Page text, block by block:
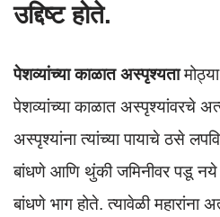
उद्दिष्ट होते.
पेशव्यांच्या काळात अस्पृश्यता
पेशव्यांच्या काळात अस्पृश्यांवरचे
अस्पृश्यांना त्यांच्या पायाचे ठसे
बांधणे आणि थुंकी जमिनीवर पडू नये
बांधणे भाग होते. त्यावेळी महारांना